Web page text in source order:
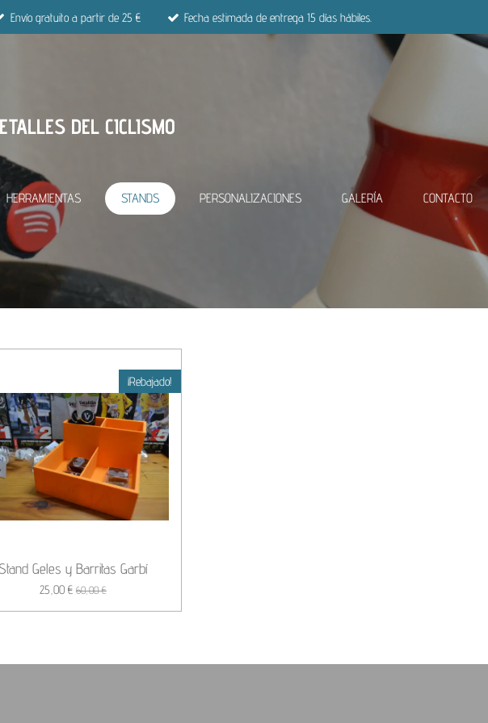
Envío gratuito a partir de 25 € Fecha estimada de entrega 15 días hábiles.
DEL CICLISMO
HERRAMIENTAS STANDS PERSONALIZACIONES GALERÍA CONTACTO
¡Rebajado!
Geles y Barritas Garbí
25,00 € 60,00 €